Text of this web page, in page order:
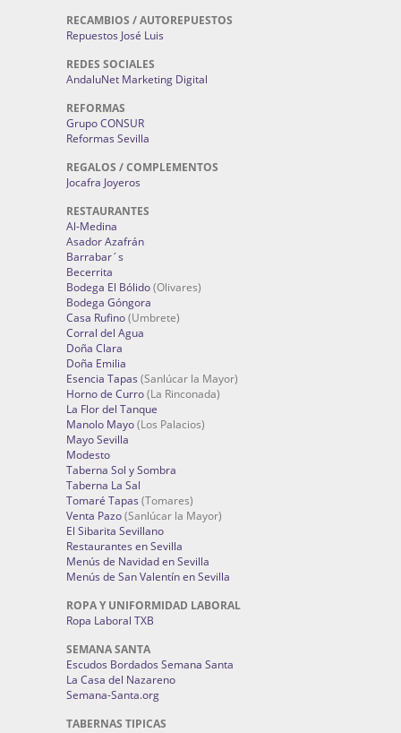
RECAMBIOS / AUTOREPUESTOS
Repuestos José Luis
REDES SOCIALES
AndaluNet Marketing Digital
REFORMAS
Grupo CONSUR
Reformas Sevilla
REGALOS / COMPLEMENTOS
Jocafra Joyeros
RESTAURANTES
Al-Medina
Asador Azafrán
Barrabar´s
Becerrita
Bodega El Bólido(Olivares)
Bodega Góngora
Casa Rufino(Umbrete)
Corral del Agua
Doña Clara
Doña Emilia
Esencia Tapas (Sanlúcar la Mayor)
Horno de Curro(La Rinconada)
La Flor del Tanque
Manolo Mayo(Los Palacios)
Mayo Sevilla
Modesto
Taberna Sol y Sombra
Taberna La Sal
Tomaré Tapas (Tomares)
Venta Pazo(Sanlúcar la Mayor)
El Sibarita Sevillano
Restaurantes en Sevilla
Menús de Navidad en Sevilla
Menús de San Valentín en Sevilla
ROPA Y UNIFORMIDAD LABORAL
Ropa Laboral TXB
SEMANA SANTA
Escudos Bordados Semana Santa
La Casa del Nazareno
Semana-Santa.org
TABERNAS TIPICAS